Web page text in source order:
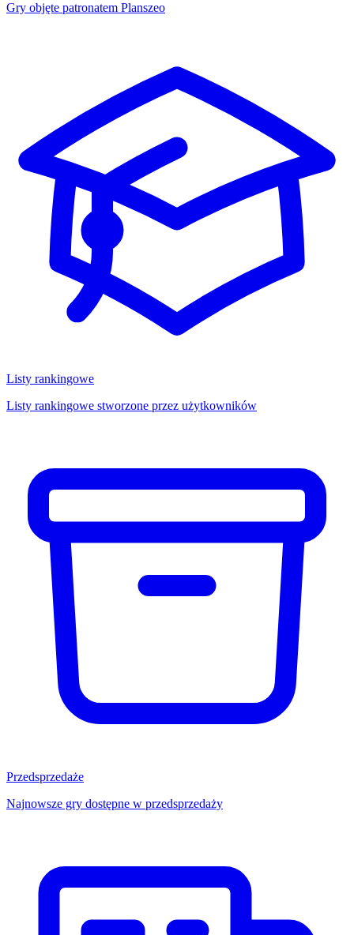
Gry objęte patronatem Planszeo
Listy rankingowe
Listy rankingowe stworzone przez użytkowników
Przedsprzedaże
Najnowsze gry dostępne w przedsprzedaży